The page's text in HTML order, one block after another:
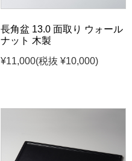
長角盆 13.0 面取り ウォール
ナット 木製
¥11,000(税抜 ¥10,000)